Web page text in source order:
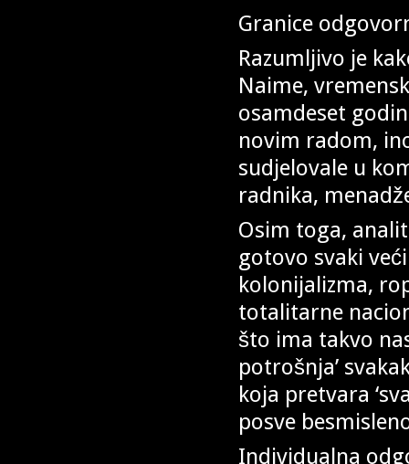
Granice
Razumljivo je
Naime,
osamdeset
novim radom,
sudjelovale u
radnika,
Osim toga,
gotovo svaki
kolonijalizma,
totalitarne
što ima takvo
potrošnja’
koja pretvara
posve
Individualna